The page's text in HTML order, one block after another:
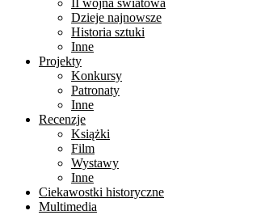
II wojna światowa
Dzieje najnowsze
Historia sztuki
Inne
Projekty
Konkursy
Patronaty
Inne
Recenzje
Książki
Film
Wystawy
Inne
Ciekawostki historyczne
Multimedia